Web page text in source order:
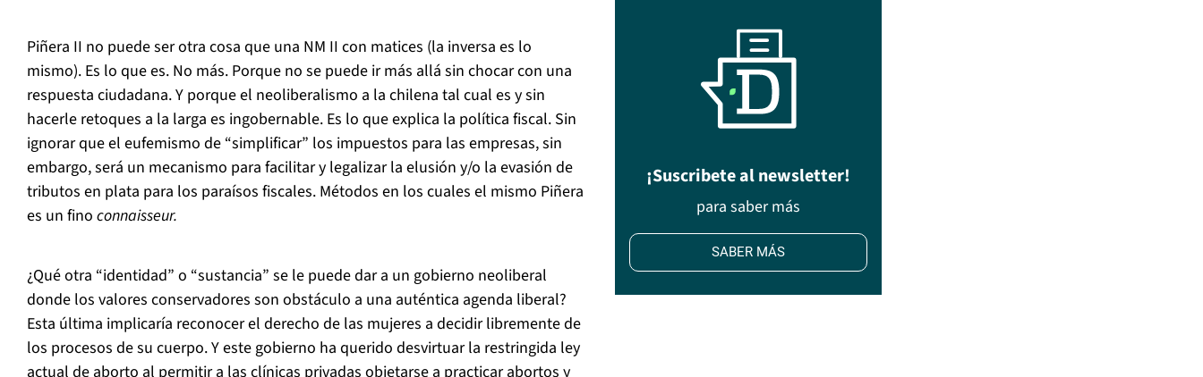
Piñera II no puede ser otra cosa que una NM II con matices (la inversa es lo
mismo). Es lo que es. No más. Porque no se puede ir más allá sin chocar con una
respuesta ciudadana. Y porque el neoliberalismo a la chilena tal cual es y sin
hacerle retoques a la larga es ingobernable. Es lo que explica la política fiscal. Sin
ignorar que el eufemismo de “simplificar” los impuestos para las empresas, sin
embargo, será un mecanismo para facilitar y legalizar la elusión y/o la evasión de
tributos en plata para los paraísos fiscales. Métodos en los cuales el mismo Piñera
es un fino connaisseur.
¿Qué otra “identidad” o “sustancia” se le puede dar a un gobierno neoliberal
donde los valores conservadores son obstáculo a una auténtica agenda liberal?
Esta última implicaría reconocer el derecho de las mujeres a decidir libremente de
los procesos de su cuerpo. Y este gobierno ha querido desvirtuar la restringida ley
actual de aborto al permitir a las clínicas privadas objetarse a practicar abortos y
¡Suscribete al newsletter!
para saber más
SABER MÁS